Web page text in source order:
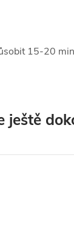
15-20
ještě